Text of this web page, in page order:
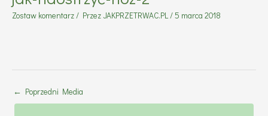
Zostaw komentarz/ PrzezJAKPRZETRWAC.PL/5 marca 2018
← Poprzedni Media